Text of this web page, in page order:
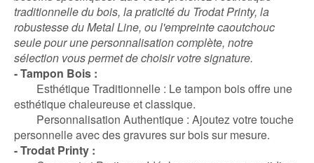
traditionnelle du bois, la praticité du Trodat Printy, la
robustesse du Metal Line, ou l'empreinte caoutchouc
seule pour une personnalisation complète, notre
sélection vous permet de choisir votre signature.
- Tampon Bois :
Esthétique Traditionnelle : Le tampon bois offre une
esthétique chaleureuse et classique.
Personnalisation Authentique : Ajoutez votre touche
personnelle avec des gravures sur bois sur mesure.
- Trodat Printy :